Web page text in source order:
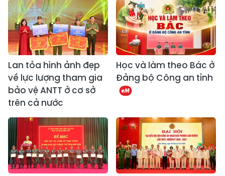
Lan tỏa hình ảnh đẹp
về lực lượng tham gia
bảo vệ ANTT ở cơ sở
trên cả nước
Học và làm theo Bác ở
Đảng bộ Công an tỉnh